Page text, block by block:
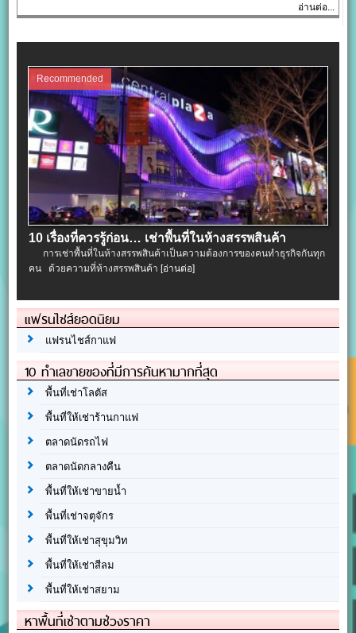
อ่านต่อ...
Recommended
10 เรื่องที่ควรรู้ก่อน… เช่าพื้นที่ในห้างสรรพสินค้า
การเช่าพื้นที่ในห้างสรรพสินค้าเป็นความต้องการของคนทำธุรกิจกันทุก
คน ด้วยความที่ห้างสรรพสินค้า [อ่านต่อ]
แฟรนไชส์ยอดนิยม
แฟรนไชส์กาแฟ
10 ทำเลขายของที่มีการค้นหามากที่สุด
พื้นที่เช่าโลตัส
พื้นที่ให้เช่าร้านกาแฟ
ตลาดนัดรถไฟ
ตลาดนัดกลางคืน
พื้นที่ให้เช่าขายน้ำ
พื้นที่เช่าจตุจักร
พื้นที่ให้เช่าสุขุมวิท
พื้นที่ให้เช่าสีลม
พื้นที่ให้เช่าสยาม
หาพื้นที่เช่าตามช่วงราคา